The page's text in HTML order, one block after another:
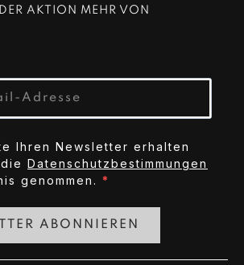
AKTION MEHR VON
Ihren Newsletter erhalten
Datenschutzbestimmungen
genommen.
ABONNIEREN